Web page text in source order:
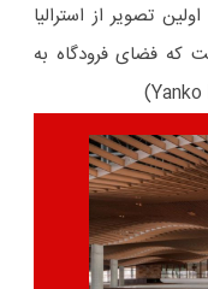
تصویر از استرالیا
که فضای فرودگاه به